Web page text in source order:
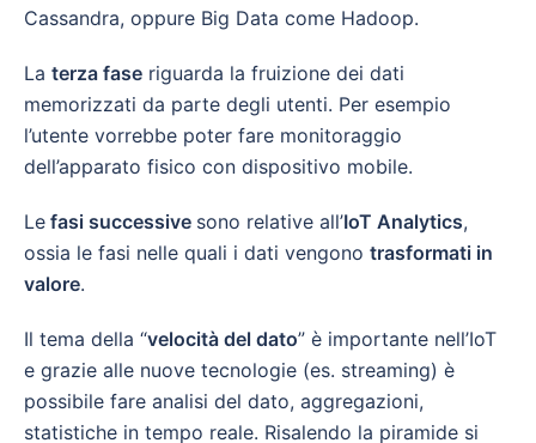
Cassandra, oppure Big Data come Hadoop.
La terza fase riguarda la fruizione dei dati
memorizzati da parte degli utenti. Per esempio
l’utente vorrebbe poter fare monitoraggio
dell’apparato fisico con dispositivo mobile.
Le fasi successive sono relative all’IoT Analytics,
ossia le fasi nelle quali i dati vengono trasformati in
valore.
Il tema della “velocità del dato” è importante nell’IoT
e grazie alle nuove tecnologie (es. streaming) è
possibile fare analisi del dato, aggregazioni,
statistiche in tempo reale. Risalendo la piramide si